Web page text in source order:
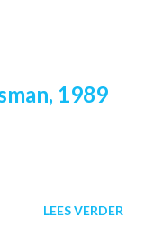
1989
LEES VERDER